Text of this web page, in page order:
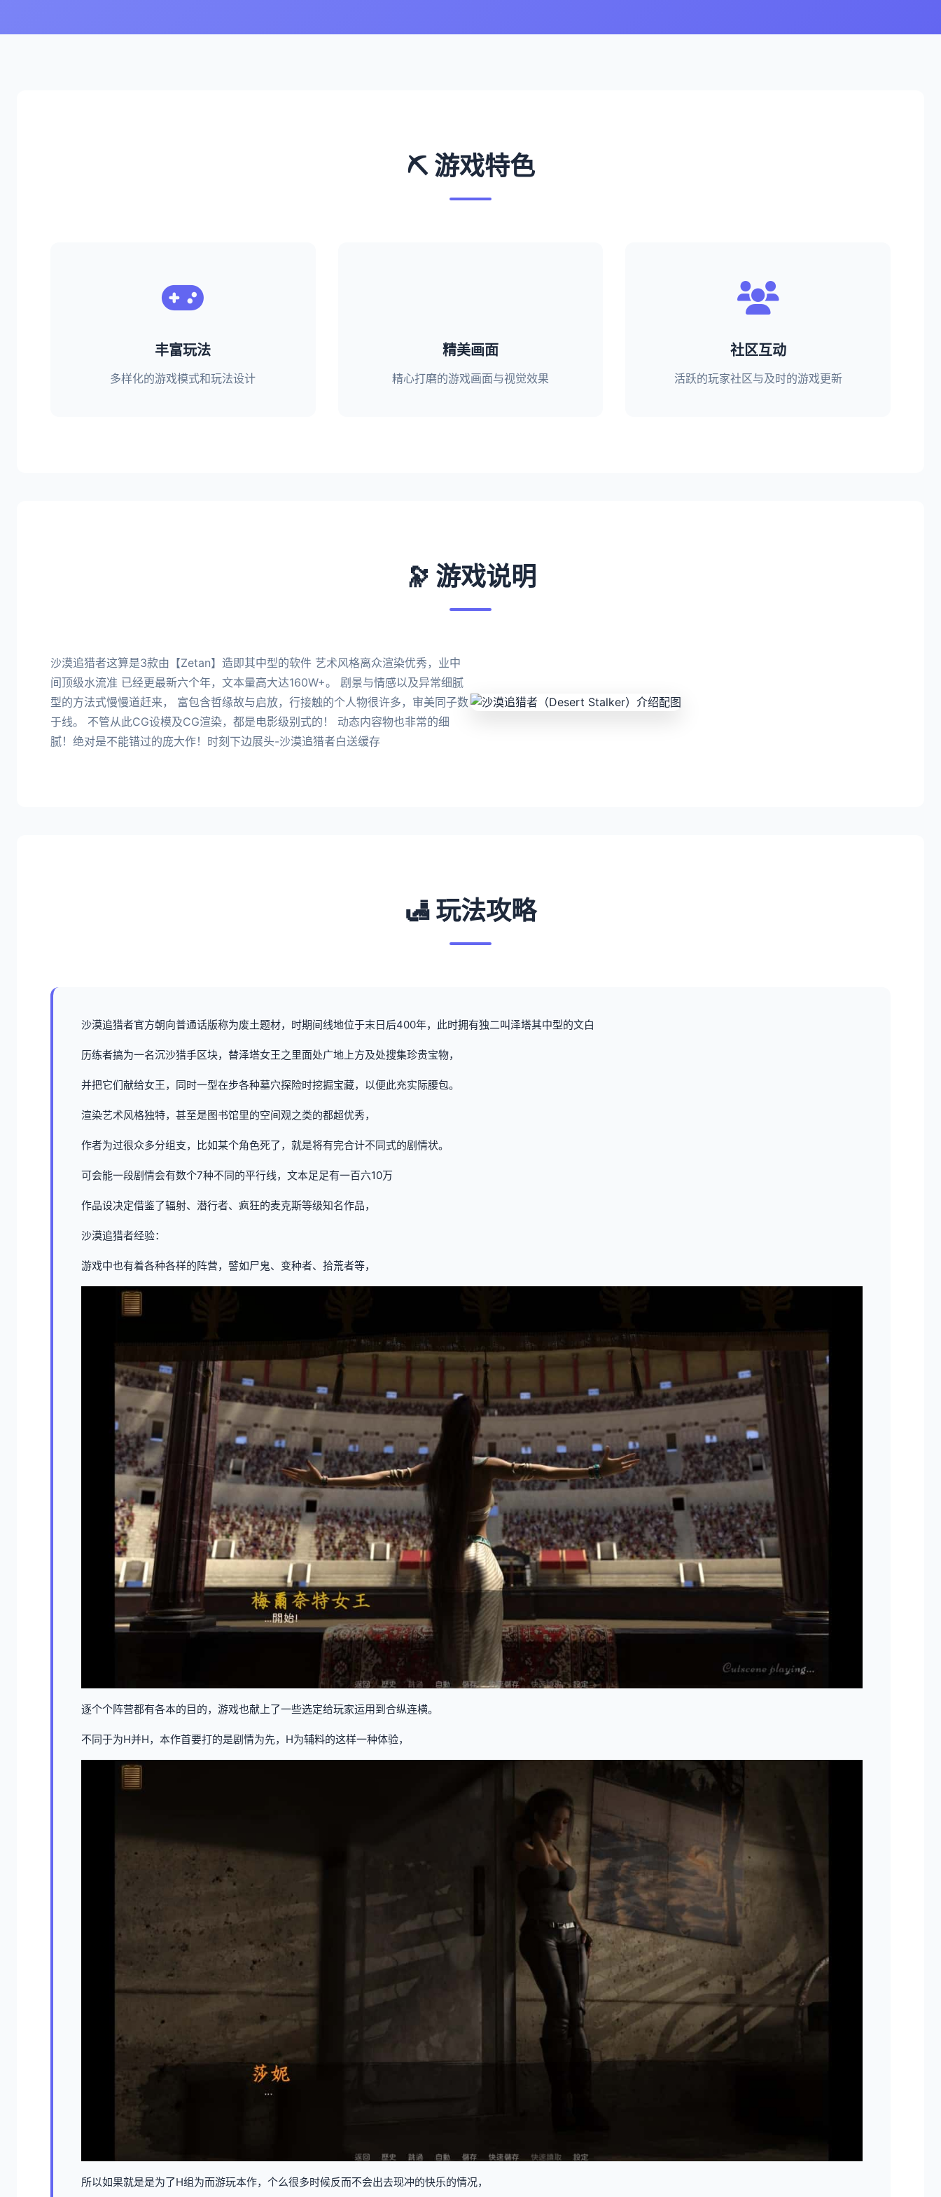
⛏️ 游戏特色
丰富玩法
多样化的游戏模式和玩法设计
精美画面
精心打磨的游戏画面与视觉效果
社区互动
活跃的玩家社区与及时的游戏更新
🔭 游戏说明
沙漠追猎者这算是3款由【Zetan】造即其中型的软件 艺术风格离众渲染优秀，业中
间顶级水流准 已经更最新六个年，文本量高大达160W+。 剧景与情感以及异常细腻
型的方法式慢慢道赶来， 富包含哲缘故与启放，行接触的个人物很许多，审美同子数
于线。 不管从此CG设模及CG渲染，都是电影级别式的！ 动态内容物也非常的细
腻！绝对是不能错过的庞大作！时刻下边展头-沙漠追猎者白送缓存
🛃 玩法攻略
沙漠追猎者官方朝向普通话版称为废土题材，时期间线地位于末日后400年，此时拥有独二叫泽塔其中型的文白
历练者搞为一名沉沙猎手区块，替泽塔女王之里面处广地上方及处搜集珍贵宝物，
并把它们献给女王，同时一型在步各种墓穴探险时挖掘宝藏，以便此充实际腰包。
渲染艺术风格独特，甚至是图书馆里的空间观之类的都超优秀，
作者为过很众多分组支，比如某个角色死了，就是将有完合计不同式的剧情状。
可会能一段剧情会有数个7种不同的平行线，文本足足有一百六10万
作品设决定借鉴了辐射、潜行者、疯狂的麦克斯等级知名作品，
沙漠追猎者经验：
游戏中也有着各种各样的阵营，譬如尸鬼、变种者、拾荒者等，
逐个个阵营都有各本的目的，游戏也献上了一些选定给玩家运用到合纵连横。
不同于为H并H，本作首要打的是剧情为先，H为辅料的这样一种体验，
所以如果就是是为了H组为而游玩本作，个么很多时候反而不会出去现冲的快乐的情况，